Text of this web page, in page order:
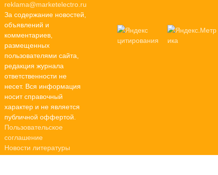
reklama@marketelectro.ru
За содержание новостей,
объявлений и
комментариев,
размещенных
пользователями сайта,
редакция журнала
ответственности не
несет. Вся информация
носит справочный
характер и не является
публичной оффертой.
Пользовательское
соглашение
Новости литературы